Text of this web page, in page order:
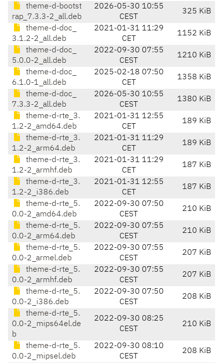
theme-d-bootst
rap_7.3.3-2_all.deb
2026-05-30 10:55
CEST
325 KiB
theme-d-doc_
3.1.2-2_all.deb
2021-01-31 11:29
CET
1152 KiB
theme-d-doc_
5.0.0-2_all.deb
2022-09-30 07:55
CEST
1210 KiB
theme-d-doc_
6.1.0-1_all.deb
2025-02-18 07:50
CET
1358 KiB
theme-d-doc_
7.3.3-2_all.deb
2026-05-30 10:55
CEST
1380 KiB
theme-d-rte_3.
1.2-2_amd64.deb
2021-01-31 12:55
CET
189 KiB
theme-d-rte_3.
1.2-2_arm64.deb
2021-01-31 11:29
CET
189 KiB
theme-d-rte_3.
1.2-2_armhf.deb
2021-01-31 11:29
CET
187 KiB
theme-d-rte_3.
1.2-2_i386.deb
2021-01-31 12:55
CET
187 KiB
theme-d-rte_5.
0.0-2_amd64.deb
2022-09-30 07:50
CEST
210 KiB
theme-d-rte_5.
0.0-2_arm64.deb
2022-09-30 07:55
CEST
210 KiB
theme-d-rte_5.
0.0-2_armel.deb
2022-09-30 07:55
CEST
207 KiB
theme-d-rte_5.
0.0-2_armhf.deb
2022-09-30 07:55
CEST
207 KiB
theme-d-rte_5.
0.0-2_i386.deb
2022-09-30 07:50
CEST
208 KiB
theme-d-rte_5.
0.0-2_mips64el.de
b
2022-09-30 08:25
CEST
210 KiB
theme-d-rte_5.
0.0-2_mipsel.deb
2022-09-30 08:10
CEST
208 KiB